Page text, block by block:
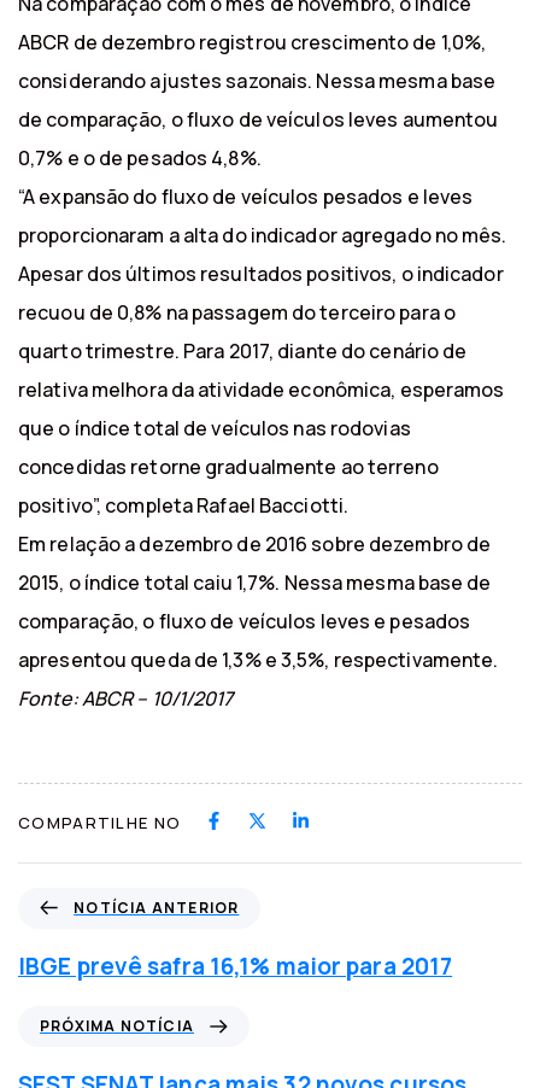
ABCR de dezembro registrou crescimento de 1,0%,
considerando ajustes sazonais. Nessa mesma base
de comparação, o fluxo de veículos leves aumentou
0,7% e o de pesados 4,8%.
“A expansão do fluxo de veículos pesados e leves
proporcionaram a alta do indicador agregado no mês.
Apesar dos últimos resultados positivos, o indicador
recuou de 0,8% na passagem do terceiro para o
quarto trimestre. Para 2017, diante do cenário de
relativa melhora da atividade econômica, esperamos
que o índice total de veículos nas rodovias
concedidas retorne gradualmente ao terreno
positivo”, completa Rafael Bacciotti.
Em relação a dezembro de 2016 sobre dezembro de
2015, o índice total caiu 1,7%. Nessa mesma base de
comparação, o fluxo de veículos leves e pesados
apresentou queda de 1,3% e 3,5%, respectivamente.
Fonte: ABCR – 10/1/2017
COMPARTILHE NO
t
í
NOTÍCIA ANTERIOR
IBGE prevê safra 16,1% maior para 2017
ó
PRÓXIMA NOTÍCIA